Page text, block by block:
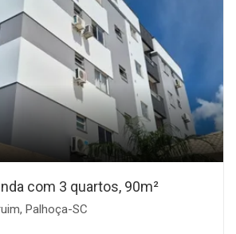
com 3 quartos, 90m²
Palhoça-SC